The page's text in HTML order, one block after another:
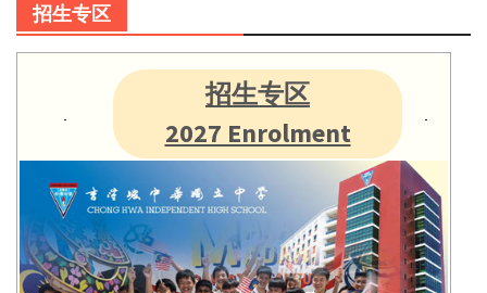
招生专区
招生专区
2027 Enrolment